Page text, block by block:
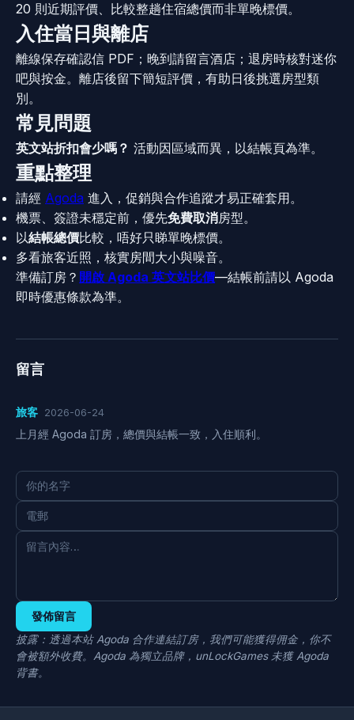
20 則近期評價、比較整趟住宿總價而非單晚標價。
入住當日與離店
離線保存確認信 PDF；晚到請留言酒店；退房時核對迷你
吧與按金。離店後留下簡短評價，有助日後挑選房型類
別。
常見問題
英文站折扣會少嗎？ 活動因區域而異，以結帳頁為準。
重點整理
請經 Agoda 進入，促銷與合作追蹤才易正確套用。
機票、簽證未穩定前，優先免費取消房型。
以結帳總價比較，唔好只睇單晚標價。
多看旅客近照，核實房間大小與噪音。
準備訂房？ 開啟 Agoda 英文站比價—結帳前請以 Agoda
即時優惠條款為準。
留言
旅客 2026-06-24
上月經 Agoda 訂房，總價與結帳一致，入住順利。
發佈留言
披露：透過本站 Agoda 合作連結訂房，我們可能獲得佣金，你不
會被額外收費。Agoda 為獨立品牌，unLockGames 未獲 Agoda
背書。